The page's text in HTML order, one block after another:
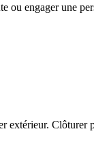
ou engager une
extérieur. Clôturer